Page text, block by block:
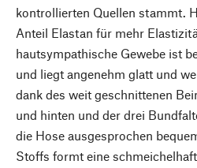
kontrollierten Quellen stammt.
Anteil Elastan für mehr
hautsympathische Gewebe ist
und liegt angenehm glatt und
dank des weit geschnittenen
und hinten und der drei
die Hose ausgesprochen
Stoffs formt eine